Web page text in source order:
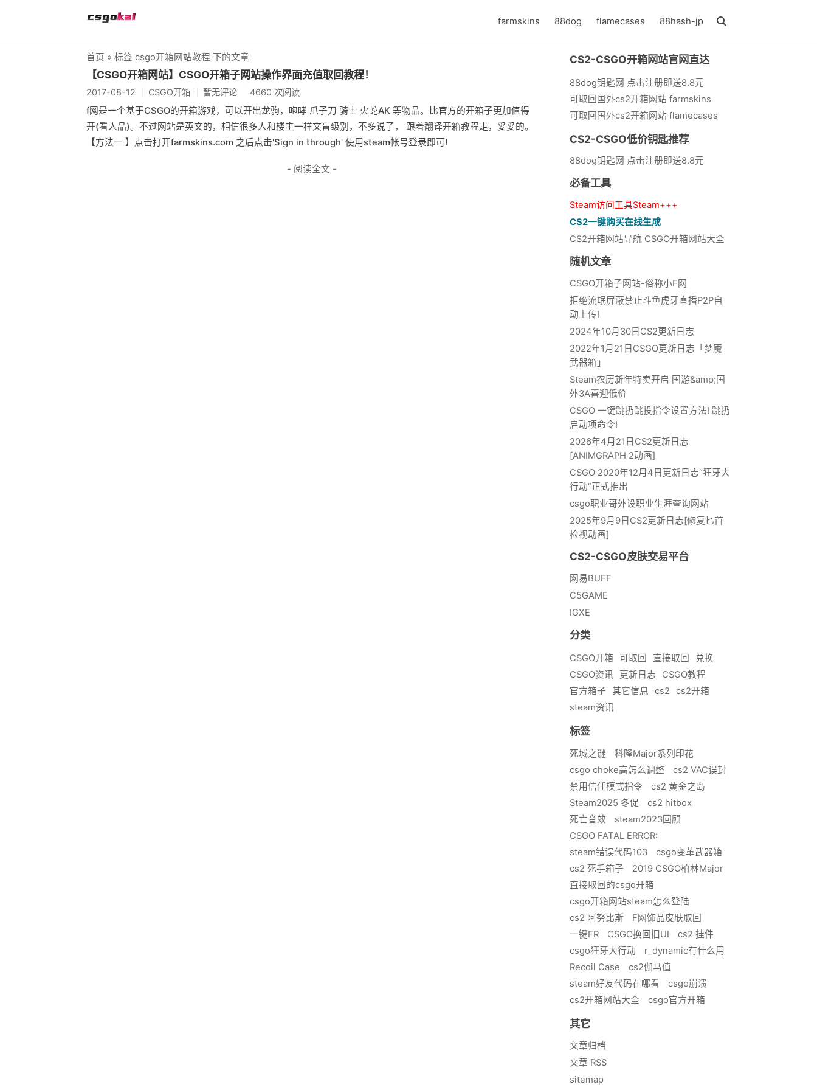
farmskins 88dog flamecases 88hash-jp
首页 » 标签 csgo开箱网站教程 下的文章
【CSGO开箱网站】CSGO开箱子网站操作界面充值取回教程！
2017-08-12 CSGO开箱 暂无评论 4660 次阅读
f网是一个基于CSGO的开箱游戏，可以开出龙驹，咆哮 爪子刀 骑士 火蛇AK 等物品。比官方的开箱子更加值得
开(看人品)。不过网站是英文的，相信很多人和楼主一样文盲级别，不多说了， 跟着翻译开箱教程走，妥妥的。
【方法一 】点击打开farmskins.com 之后点击'Sign in through' 使用steam帐号登录即可!
- 阅读全文 -
CS2-CSGO开箱网站官网直达
88dog钥匙网 点击注册即送8.8元
可取回国外cs2开箱网站 farmskins
可取回国外cs2开箱网站 flamecases
CS2-CSGO低价钥匙推荐
88dog钥匙网 点击注册即送8.8元
必备工具
Steam访问工具Steam+++
CS2一键购买在线生成
CS2开箱网站导航 CSGO开箱网站大全
随机文章
CSGO开箱子网站-俗称小F网
拒绝流氓屏蔽禁止斗鱼虎牙直播P2P自
动上传!
2024年10月30日CS2更新日志
2022年1月21日CSGO更新日志「梦魇
武器箱」
Steam农历新年特卖开启 国游&amp;国
外3A喜迎低价
CSGO 一键跳扔跳投指令设置方法! 跳扔
启动项命令!
2026年4月21日CS2更新日志
[ANIMGRAPH 2动画]
CSGO 2020年12月4日更新日志“狂牙大
行动”正式推出
csgo职业哥外设职业生涯查询网站
2025年9月9日CS2更新日志[修复匕首
检视动画]
CS2-CSGO皮肤交易平台
网易BUFF
C5GAME
IGXE
分类
CSGO开箱 可取回 直接取回
兑换
CSGO资讯
更新日志
CSGO教程
官方箱子
其它信息 cs2
cs2开箱
steam资讯
标签
死城之谜
科隆Major系列印花
csgo choke高怎么调整
cs2 VAC误封
禁用信任模式指令
cs2 黄金之岛
Steam2025 冬促
cs2 hitbox
死亡音效
steam2023回顾
CSGO FATAL ERROR:
steam错误代码103
csgo变革武器箱
cs2 死手箱子
2019 CSGO柏林Major
直接取回的csgo开箱
csgo开箱网站steam怎么登陆
cs2 阿努比斯
F网饰品皮肤取回
一键FR
CSGO换回旧UI
cs2 挂件
csgo狂牙大行动
r_dynamic有什么用
Recoil Case
cs2伽马值
steam好友代码在哪看
csgo崩溃
cs2开箱网站大全
csgo官方开箱
其它
文章归档
文章 RSS
sitemap